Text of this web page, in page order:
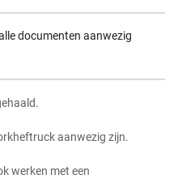
documenten aanwezig
aanwezig zijn.
werken met een